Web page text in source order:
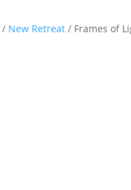
/ New Retreat / Frames of